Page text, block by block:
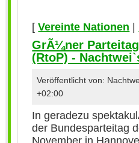
[Vereinte Nationen
GrÃ¼ner
(RtoP) -
Veröffentlicht von:
+02:00
In geradezu
der Bundesparteitag
November in